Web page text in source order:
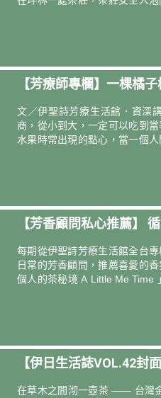
【芳療師專欄】一棵橘子
文／伊聖詩芳療生活館．資深
商，從小到大，一定可以吃到
水果時常出現的點心，當一個
【芳香顧問私心推薦】
每期從伊聖詩芳療⽣活館全台
⽇常的芳⾹顧問，推薦喜愛的
個人的茶秘境 A Little Me Time
【伊日生活誌VOL.42封
在草木之間沏一壺茶 —— 台灣